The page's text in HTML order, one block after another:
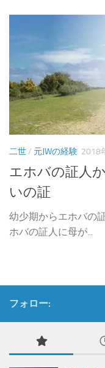
二世/ 元JWの経験 2018
エホバの証人
いの証
幼少期からエホバの
ホバの証人に母が...
フォロー: